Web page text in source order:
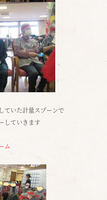
ていた計量スプーンで
していきます
ム